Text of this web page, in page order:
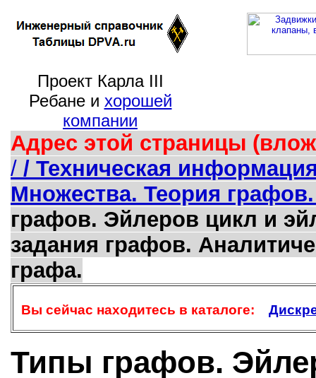
Проект Карла III
Ребане и хорошей
компании
Адрес этой страницы
/ / Техническая
Множества. Теория
графов. Эйлеров цикл и
задания графов.
графа.
Вы сейчас находитесь в каталоге:
Типы графов.